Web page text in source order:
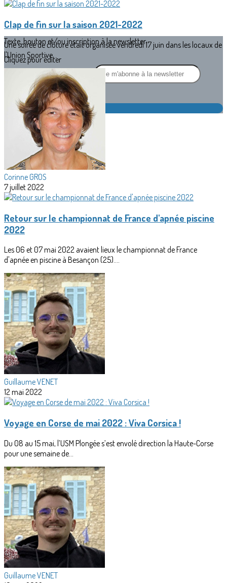
Texte, bouton et/ou inscription à la newsletter
Cliquez pour éditer
Je m'abonne à la newsletter
Clap de fin sur la saison 2021-2022
Une soirée de clôture était organisée vendredi 17 juin dans les locaux de
l'Union Sportive...
Corinne GROS
7 juillet 2022
Retour sur le championnat de France d'apnée piscine
2022
Les 06 et 07 mai 2022 avaient lieux le championnat de France
d'apnée en piscine à Besançon (25)....
Guillaume VENET
12 mai 2022
Voyage en Corse de mai 2022 : Viva Corsica !
Du 08 au 15 mai, l’USM Plongée s’est envolé direction la Haute-Corse
pour une semaine de...
Guillaume VENET